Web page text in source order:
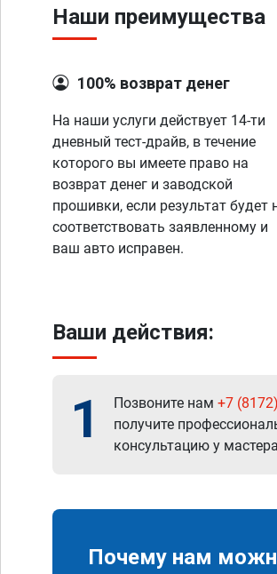
Наши преимущества
100% возврат денег
На наши услуги действует 14-ти
дневный тест-драйв, в течение
которого вы имеете право на
возврат денег и заводской
прошивки, если результат будет
соответствовать заявленному и
ваш авто исправен.
Ваши действия:
1 Позвоните нам +7
получите
консультацию у
Почему нам